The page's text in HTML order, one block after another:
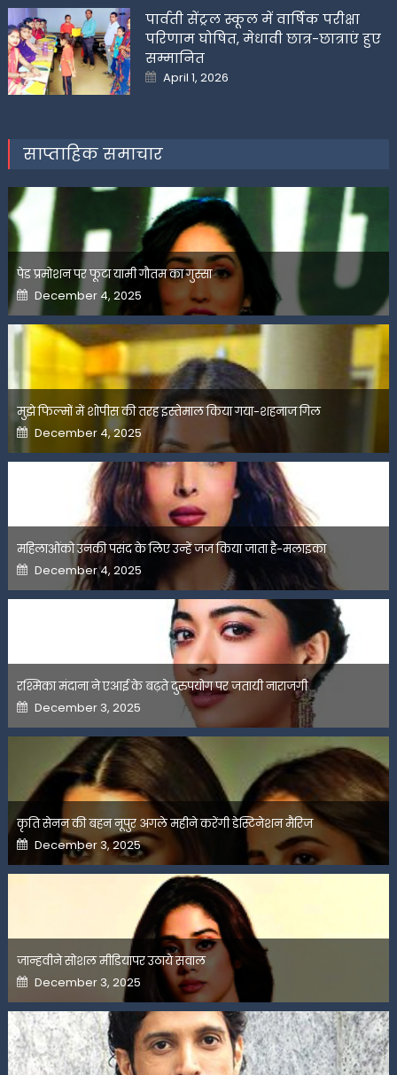
पार्वती सेंट्रल स्कूल में वार्षिक परीक्षा
परिणाम घोषित, मेधावी छात्र-छात्राएं हुए
सम्मानित
Posted
on
April 1, 2026
साप्ताहिक समाचार
पेड प्रमोशन पर फूटा यामी गौतम का गुस्सा
Posted
on
December 4, 2025
मुझे फिल्मों में शोपीस की तरह इस्तेमाल किया गया-शहनाज गिल
Posted
on
December 4, 2025
महिलाओंको उनकी पसंद के लिए उन्हें जज किया जाता है-मलाइका
Posted
on
December 4, 2025
रश्मिका मंदाना ने एआई के बढ़ते दुरुपयोग पर जतायी नाराजगी
Posted
on
December 3, 2025
कृति सेनन की बहन नूपुर अगले महीने करेंगी डेस्टिनेशन मैरिज
Posted
on
December 3, 2025
जान्हवीने सोशल मीडियापर उठाये सवाल
Posted
on
December 3, 2025